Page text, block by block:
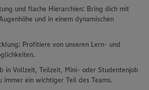
und flache Hierarchien: Bring dich mit
und in einem dynamischen
Profitiere von unseren Lern- und
in Vollzeit, Teilzeit, Mini- oder Studentenjob
immer ein wichtiger Teil des Teams.